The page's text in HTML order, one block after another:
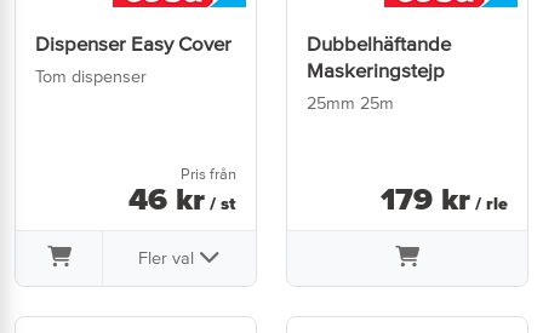
Dispenser Easy Cover
Tom dispenser
Pris från
46 kr / st
Fler val
Dubbelhäftande
Maskeringstejp
25mm 25m
179 kr / rle